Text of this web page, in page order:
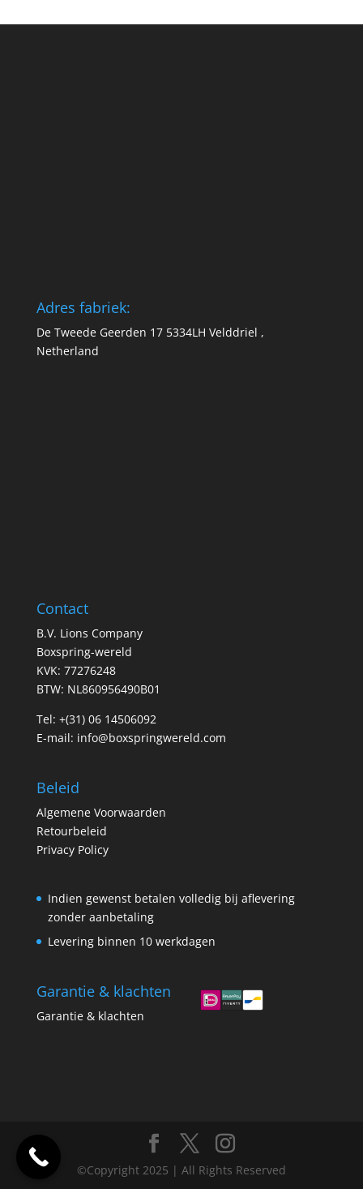
Adres fabriek:
De Tweede Geerden 17 5334LH Velddriel ,
Netherland
Contact
B.V. Lions Company
Boxspring-wereld
KVK: 77276248
BTW: NL860956490B01
Tel: +(31) 06 14506092
E-mail: info@boxspringwereld.com
Beleid
Algemene Voorwaarden
Retourbeleid
Privacy Policy
Indien gewenst betalen volledig bij aflevering
zonder aanbetaling
Levering binnen 10 werkdagen
Garantie & klachten
Garantie & klachten
©Copyright 2025 | All Rights Reserved